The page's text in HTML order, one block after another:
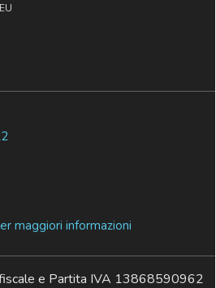
maggiori informazioni
e Partita IVA 13868590962